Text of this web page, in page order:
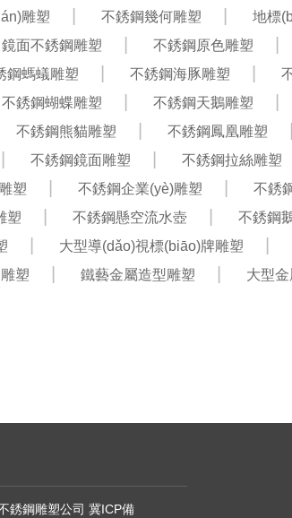
雕塑 不銹鋼幾何雕塑 地標
鏡面不銹鋼雕塑 不銹鋼原色雕塑
鋼螞蟻雕塑 不銹鋼海豚雕塑
不銹鋼蝴蝶雕塑 不銹鋼天鵝雕塑
不銹鋼熊貓雕塑 不銹鋼鳳凰雕塑
不銹鋼鏡面雕塑 不銹鋼拉絲雕塑
塑 不銹鋼企業(yè)雕塑 不銹
塑 不銹鋼懸空流水壺 不銹鋼
大型導(dǎo)視標(biāo)牌雕塑
雕塑
鐵藝金屬造型雕塑 大型
銹鋼雕塑公司 冀ICP備